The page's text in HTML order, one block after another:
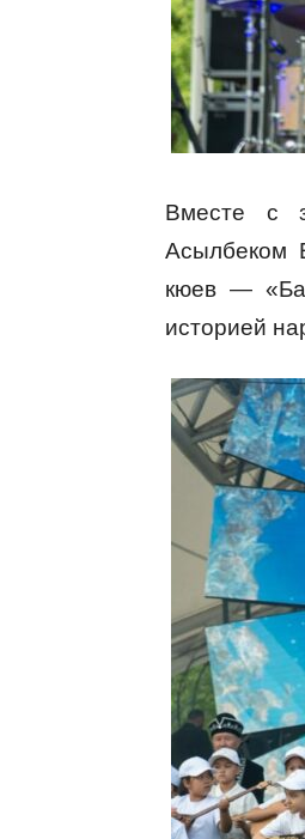
Вместе с
Асылбеком
кюев —
историей